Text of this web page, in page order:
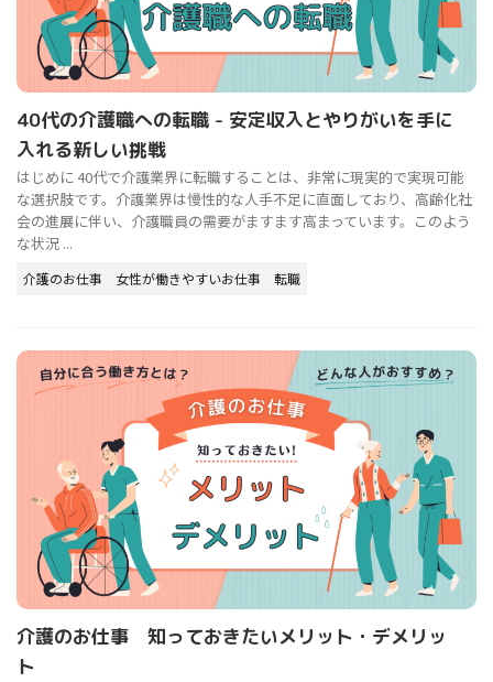
40代の介護職への転職 - 安定収入とやりがいを手に
入れる新しい挑戦
はじめに 40代で介護業界に転職することは、非常に現実的で実現可能
な選択肢です。介護業界は慢性的な人手不足に直面しており、高齢化社
会の進展に伴い、介護職員の需要がますます高まっています。このよう
な状況 ...
介護のお仕事 女性が働きやすいお仕事 転職
介護のお仕事 知っておきたいメリット・デメリッ
ト